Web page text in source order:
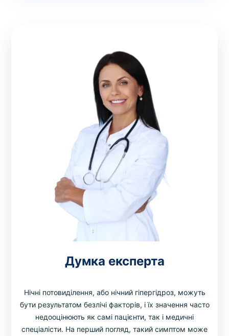
Думка експерта
Нічні потовиділення, або нічний гіпергідроз, можуть
бути результатом безлічі факторів, і їх значення часто
недооцінюють як самі пацієнти, так і медичні
спеціалісти. На перший погляд, такий симптом може